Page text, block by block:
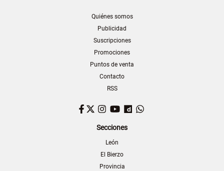
Quiénes somos
Publicidad
Suscripciones
Promociones
Puntos de venta
Contacto
RSS
Facebook
TwitterInstagram
YouTubeDailymotion
Secciones
León
El Bierzo
Provincia